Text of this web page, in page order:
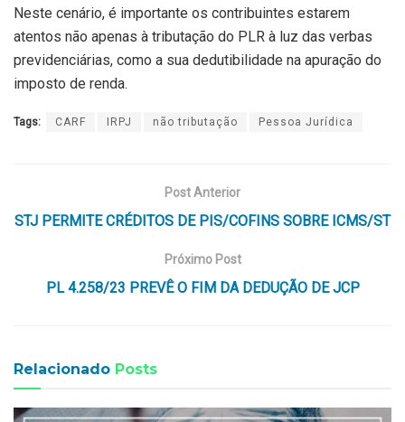
Neste cenário, é importante os contribuintes estarem
atentos não apenas à tributação do PLR à luz das verbas
previdenciárias, como a sua dedutibilidade na apuração do
imposto de renda.
Tags: CARF IRPJ não tributação Pessoa Jurídica
Post Anterior
STJ PERMITE CRÉDITOS DE PIS/COFINS SOBRE ICMS/ST
Próximo Post
PL 4.258/23 PREVÊ O FIM DA DEDUÇÃO DE JCP
Relacionado Posts